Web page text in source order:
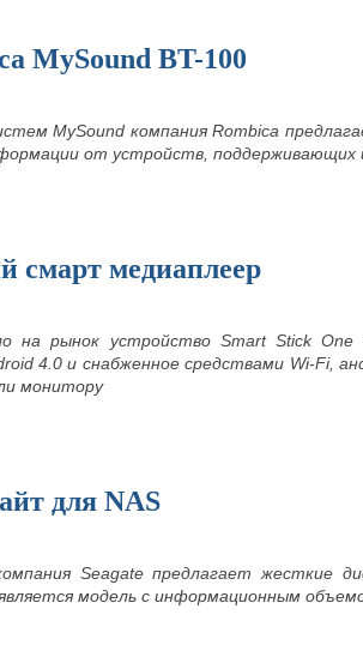
MySound BT-100
MySound компания Rombica
от устройств, поддерживающих
смарт медиаплеер
на рынок устройство SmartStickOne
4.0 и снабженное средствами Wi-Fi,
монитору
для NAS
Seagate предлагает жесткие
модель с информационным